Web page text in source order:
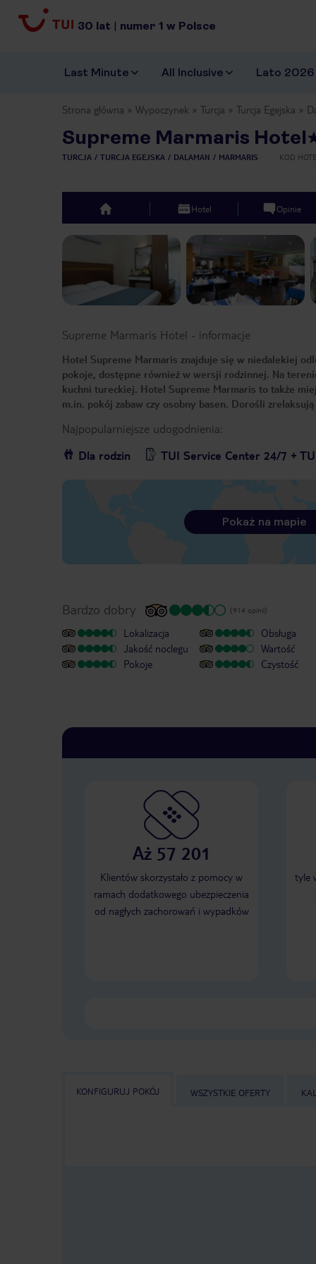
30 lat | numer 1 w Polsce
Last Minute All Inclusive Lato 2026
Strona główna Wypoczynek Turcja Turcja Egejska
Supreme Marmaris Hotel
TURCJA TURCJA EGEJSKA DALAMAN MARMARIS KOD
top Hotel Opinie
Supreme Marmaris Hotel - informacje
Hotel Supreme Marmaris znajduje się w niedalekiej
pokoje, dostępne również w wersji rodzinnej. Na
kuchni tureckiej. Hotel Supreme Marmaris to także
m.in. pokój zabaw czy osobny basen. Dorośli
Najpopularniejsze udogodnienia:
Dla rodzin
TUI Service Center 24/7 +
Pokaż na mapie
Bardzo dobry (914 opinii)
Lokalizacja
Jakość noclegu
Pokoje
Obsługa
Wartość
Czystość
Aż 57 201
Klientów skorzystało z pomocy w
ramach dodatkowego ubezpieczenia
od nagłych zachorowań i wypadków
tyle
KONFIGURUJ POKÓJ WSZYSTKIE OFERTY